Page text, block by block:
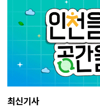
최신기사